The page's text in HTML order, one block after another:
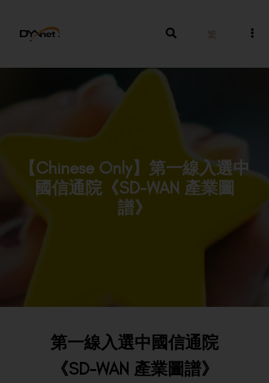
繁
【Chinese Only】第一線入選中
國信通院《SD-WAN 產業圖
譜》
第一線入選中國信通院
《SD-WAN 產業圖譜》